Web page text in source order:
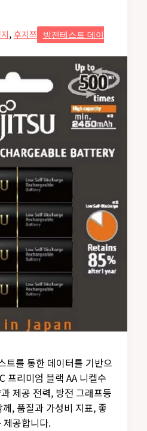
, 후지쯔
방전테스트 데이
트를 통한 데이터를 기반으
프리미엄 블랙 AA 니켈수
제공 전력, 방전 그래프등
, 품질과 가성비 지표, 좋
제공합니다.